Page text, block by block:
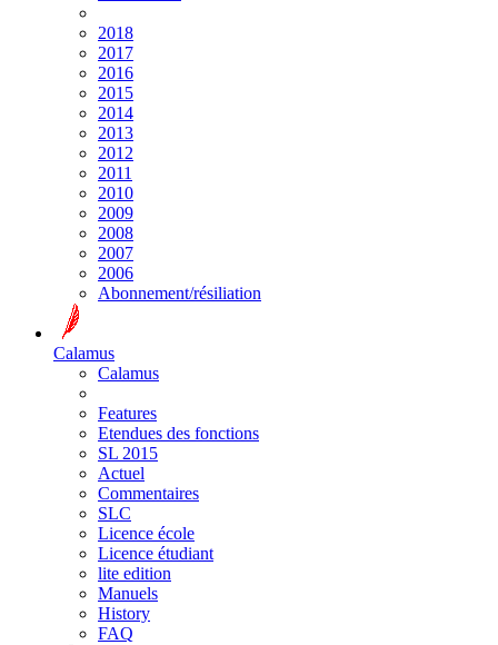
2018
2017
2016
2015
2014
2013
2012
2011
2010
2009
2008
2007
2006
Abonnement/résiliation
Calamus
Calamus
Features
Etendues des fonctions
SL 2015
Actuel
Commentaires
SLC
Licence école
Licence étudiant
lite edition
Manuels
History
FAQ